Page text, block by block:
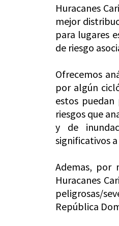
Huracanes
mejor
para lugares
de riesgo
Ofrecemos
por algún
estos
riesgos que
y de
significativos
Ademas, por
Huracanes
peligrosas/
República